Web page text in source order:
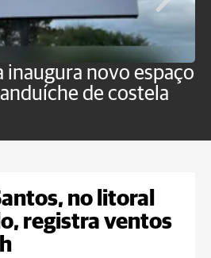
inaugura novo espaço
de costela
no litoral
registra ventos